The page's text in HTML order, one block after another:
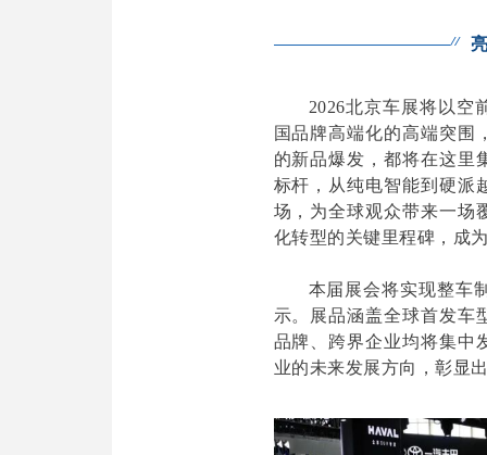
2026北京车展将以空
国品牌高端化的高端突围
的新品爆发，都将在这里
标杆，从纯电智能到硬派
场，为全球观众带来一场
化转型的关键里程碑，成
本届展会将实现整车
示。展品涵盖全球首发车
品牌、跨界企业均将集中
业的未来发展方向，彰显